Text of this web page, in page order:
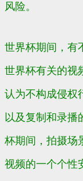
风险。
世界杯期间，有
世界杯有关的视
认为不构成侵权
以及复制和录播
杯期间，拍摄场
视频的一个个性